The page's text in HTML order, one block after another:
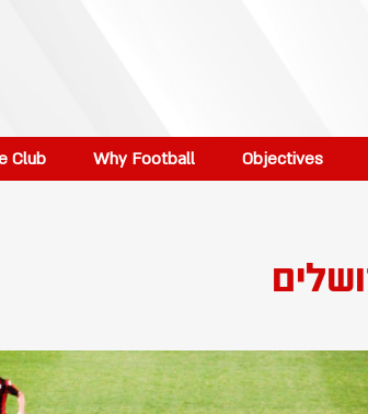
Club Why Football Objectives